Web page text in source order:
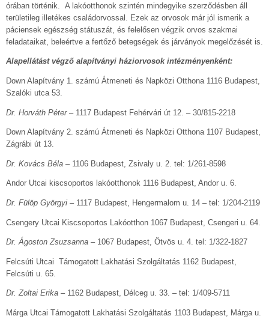
órában történik. A lakóotthonok szintén mindegyike szerződésben áll
területileg illetékes családorvossal. Ezek az orvosok már jól ismerik a
páciensek egészség státuszát, és felelősen végzik orvos szakmai
feladataikat, beleértve a fertőző betegségek és járványok megelőzését is.
Alapellátást végző alapítványi háziorvosok intézményenként:
Down Alapítvány 1. számú Átmeneti és Napközi Otthona 1116 Budapest,
Szalóki utca 53.
Dr. Horváth Péter– 1117 Budapest Fehérvári út 12. – 30/815-2218
Down Alapítvány 2. számú Átmeneti és Napközi Otthona 1107 Budapest,
Zágrábi út 13.
Dr. Kovács Béla – 1106 Budapest, Zsivaly u. 2. tel: 1/261-8598
Andor Utcai kiscsoportos lakóotthonok 1116 Budapest, Andor u. 6.
Dr. Fülöp Györgyi – 1117 Budapest, Hengermalom u. 14 – tel: 1/204-2119
Csengery Utcai Kiscsoportos Lakóotthon 1067 Budapest, Csengeri u. 64.
Dr. Ágoston Zsuzsanna – 1067 Budapest, Ötvös u. 4. tel: 1/322-1827
Felcsúti Utcai Támogatott Lakhatási Szolgáltatás 1162 Budapest,
Felcsúti u. 65.
Dr. Zoltai Erika – 1162 Budapest, Délceg u. 33. – tel: 1/409-5711
Márga Utcai Támogatott Lakhatási Szolgáltatás 1103 Budapest, Márga u.